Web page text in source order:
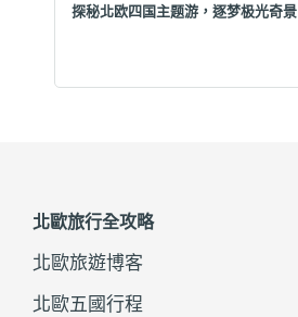
探秘北欧四国主题游，逐梦极光奇景
北歐旅行全攻略
北歐旅遊博客
北歐五國行程